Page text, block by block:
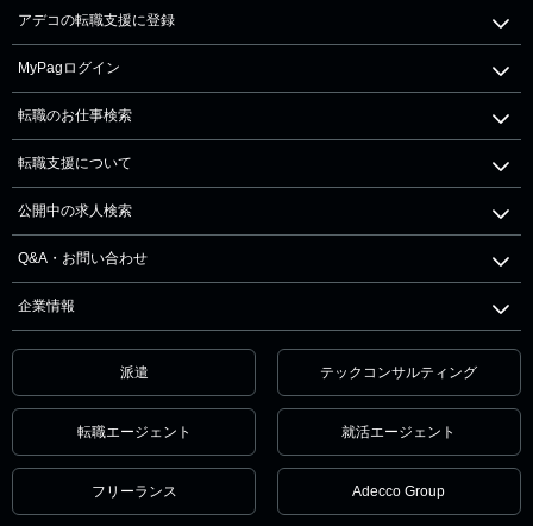
アデコの転職支援に登録
MyPagログイン
転職のお仕事検索
転職支援について
公開中の求人検索
Q&A・お問い合わせ
企業情報
派遣 テックコンサルティング
転職エージェント 就活エージェント
フリーランス Adecco Group